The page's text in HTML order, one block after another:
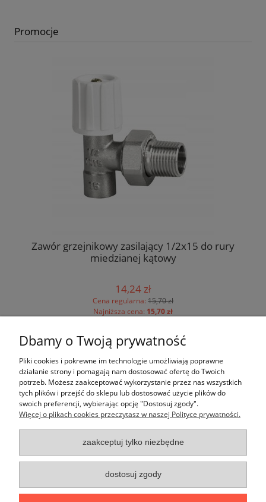
Promocje
Zawór grzejnikowy zasilający 1/2x15 do rury
miedzianej kątowy
14,24 zł
Cena regularna: 15,70 zł
Najniższa cena: 15,70 zł
Pomoc
Moje konto
Płatności i dostawa
Informacje
O nas
Dbamy o Twoją prywatność
Pliki cookies i pokrewne im technologie umożliwiają poprawne
działanie strony i pomagają nam dostosować ofertę do Twoich
potrzeb. Możesz zaakceptować wykorzystanie przez nas wszystkich
tych plików i przejść do sklepu lub dostosować użycie plików do
swoich preferencji, wybierając opcję "Dostosuj zgody".
Więcej o plikach cookies przeczytasz w naszej Polityce prywatności.
zaakceptuj tylko niezbędne
dostosuj zgody